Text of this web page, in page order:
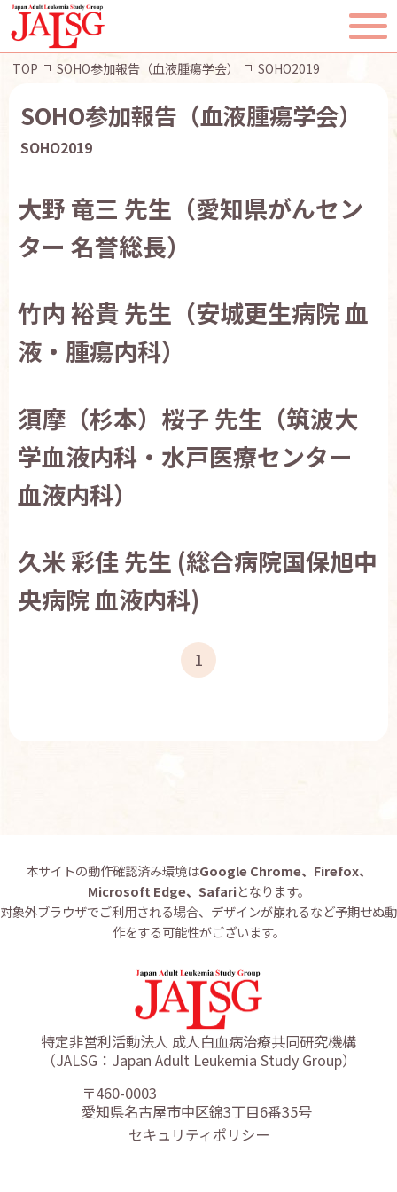
JALSGとは
活動報告
一般・患者様へ
会員ページ
お問い合わせ
English
TOP SOHO参加報告（血液腫瘍学会） SOHO2019
SOHO参加報告（血液腫瘍学会）
SOHO2019
大野 竜三 先生（愛知県がんセン
ター 名誉総長）
竹内 裕貴 先生（安城更生病院 血
液・腫瘍内科）
須摩（杉本）桜子 先生（筑波大
学血液内科・水戸医療センター
血液内科）
久米 彩佳 先生 (総合病院国保旭中
央病院 血液内科)
1
本サイトの動作確認済み環境はGoogle Chrome、Firefox、
Microsoft Edge、Safariとなります。
対象外ブラウザでご利用される場合、デザインが崩れるなど予期せぬ動
作をする可能性がございます。
特定非営利活動法人 成人白血病治療共同研究機構
（JALSG：Japan Adult Leukemia Study Group）
〒460-0003
愛知県名古屋市中区錦3丁目6番35号
セキュリティポリシー